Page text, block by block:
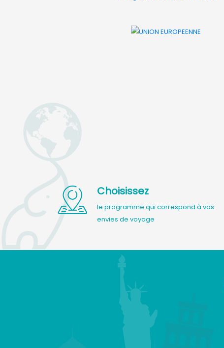
Choisissez
le programme qui correspond à vos
envies de voyage